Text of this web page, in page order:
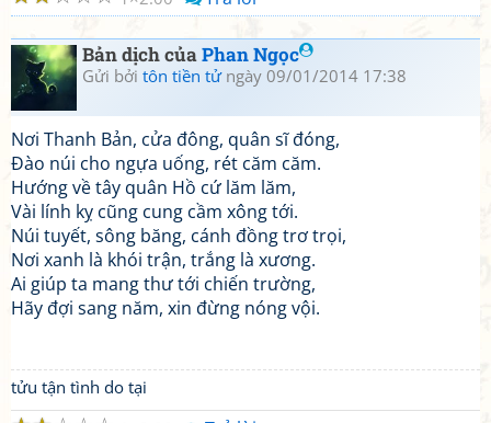
Bản dịch củaPhan Ngọc
Gửi bởi tôn tiền tửngày 09/01/2014 17:38
Nơi Thanh Bản, cửa đông, quân sĩ đóng,
Đào núi cho ngựa uống, rét căm căm.
Hướng về tây quân Hồ cứ lăm lăm,
Vài lính kỵ cũng cung cầm xông tới.
Núi tuyết, sông băng, cánh đồng trơ trọi,
Nơi xanh là khói trận, trắng là xương.
Ai giúp ta mang thư tới chiến trường,
Hãy đợi sang năm, xin đừng nóng vội.
tửu tận tình do tại